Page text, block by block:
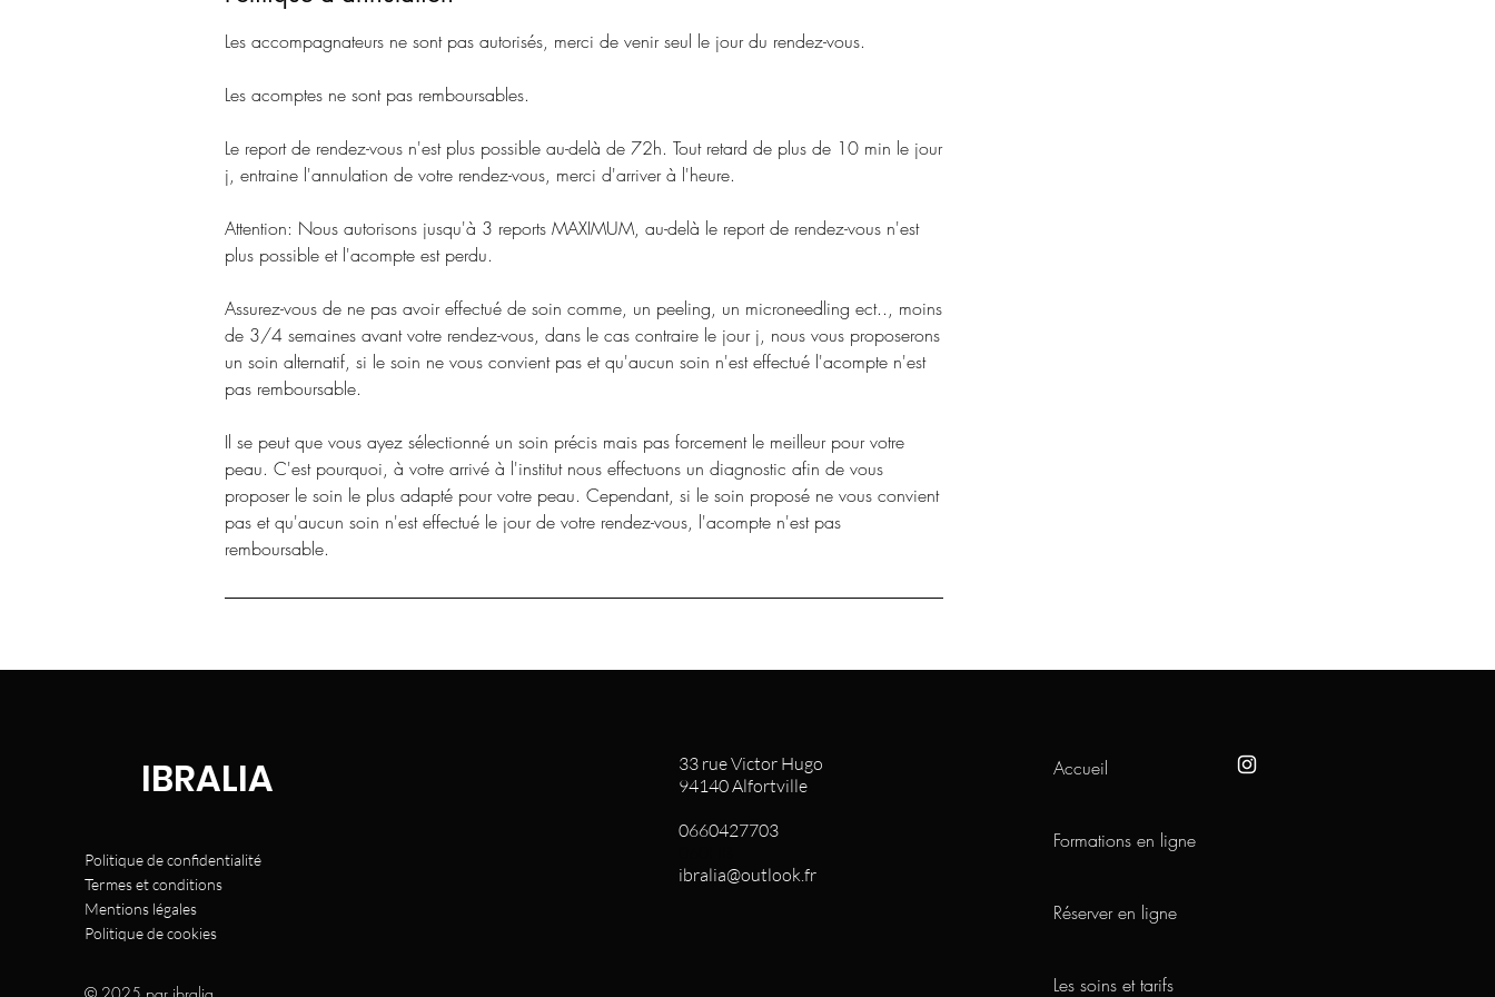
Les accompagnateurs ne sont pas autorisés, merci de venir seul le jour du rendez-vous.
Les acomptes ne sont pas remboursables.
Le report de rendez-vous n'est plus possible au-delà de 72h. Tout retard de plus de 10 min le jour
j, entraine l'annulation de votre rendez-vous, merci d'arriver à l'heure.
Attention: Nous autorisons jusqu'à 3 reports MAXIMUM, au-delà le report de rendez-vous n'est
plus possible et l'acompte est perdu.
Assurez-vous de ne pas avoir effectué de soin comme, un peeling, un microneedling ect.., moins
de 3/4 semaines avant votre rendez-vous, dans le cas contraire le jour j, nous vous proposerons
un soin alternatif, si le soin ne vous convient pas et qu'aucun soin n'est effectué l'acompte n'est
pas remboursable.
Il se peut que vous ayez sélectionné un soin précis mais pas forcement le meilleur pour votre
peau. C'est pourquoi, à votre arrivé à l'institut nous effectuons un diagnostic afin de vous
proposer le soin le plus adapté pour votre peau. Cependant, si le soin proposé ne vous convient
pas et qu'aucun soin n'est effectué le jour de votre rendez-vous, l'acompte n'est pas
remboursable.
IBRALIA
Politique de confidentialité
Termes et conditions
Mentions légales
Politique de cookies
33 rue Victor Hugo
94140 Alfortville
0660427703
ibralia@outlook.fr
Accueil
Formations en ligne
Réserver en ligne
Les soins et tarifs